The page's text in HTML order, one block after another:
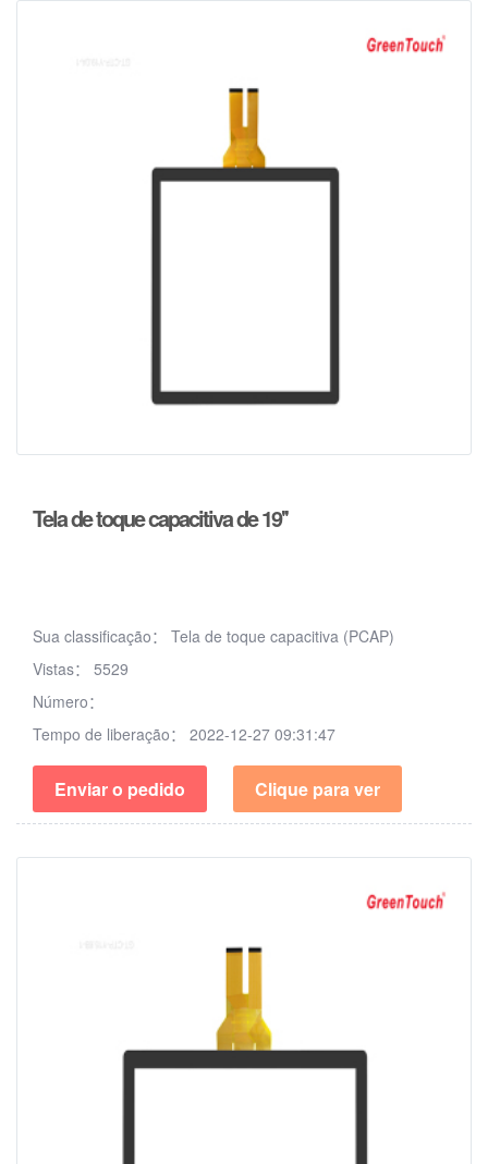
Tela de toque capacitiva de 19''
Sua classificação： Tela de toque capacitiva (PCAP)
Vistas： 5529
Número：
Tempo de liberação： 2022-12-27 09:31:47
Enviar o pedido Clique para ver